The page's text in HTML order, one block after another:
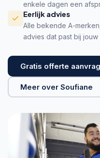
enkele dagen een
Eerlijk advies
Alle bekende A-
advies dat past bij
Gratis offerte
Meer over Soufiane